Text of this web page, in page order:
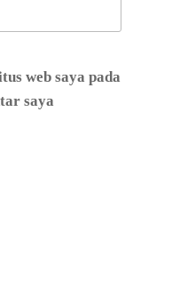
web saya pada
saya